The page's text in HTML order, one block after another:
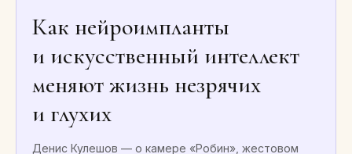
Как нейроимпланты
и искусственный интеллект
меняют жизнь незрячих
и глухих
Денис Кулешов — о камере «Робин», жестовом